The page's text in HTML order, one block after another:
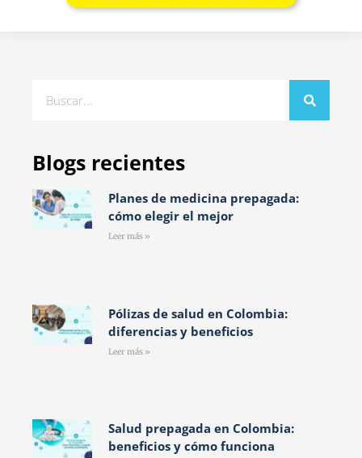
Blogs recientes
Planes de medicina prepagada:
cómo elegir el mejor
Leer más »
Pólizas de salud en Colombia:
diferencias y beneficios
Leer más »
Salud prepagada en Colombia:
beneficios y cómo funciona